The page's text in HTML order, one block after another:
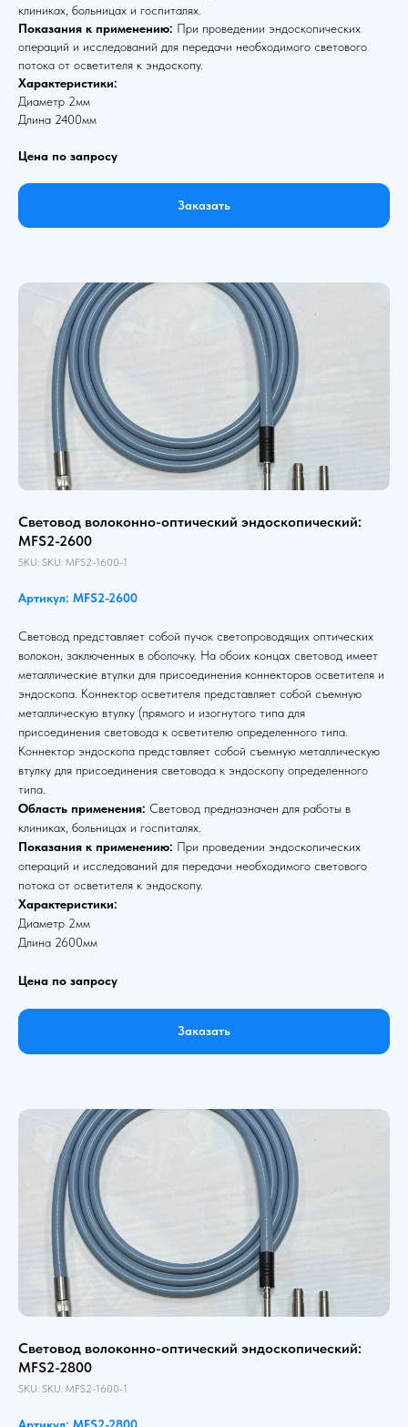
клиниках, больницах и госпиталях.
Показания к применению: При проведении эндоскопических
операций и исследований для передачи необходимого светового
потока от осветителя к эндоскопу.
Характеристики:
Диаметр 2мм
Длина 2400мм
Цена по запросу
Заказать
Световод волоконно-оптический эндоскопический:
MFS2-2600
SKU: SKU: MFS2-1600-1
Артикул: MFS2-2600
Световод представляет собой пучок светопроводящих оптических
волокон, заключенных в оболочку. На обоих концах световод имеет
металлические втулки для присоединения коннекторов осветителя и
эндоскопа. Коннектор осветителя представляет собой съемную
металлическую втулку (прямого и изогнутого типа для
присоединения световода к осветителю определенного типа.
Коннектор эндоскопа представляет собой съемную металлическую
втулку для присоединения световода к эндоскопу определенного
типа.
Область применения: Световод предназначен для работы в
клиниках, больницах и госпиталях.
Показания к применению: При проведении эндоскопических
операций и исследований для передачи необходимого светового
потока от осветителя к эндоскопу.
Характеристики:
Диаметр 2мм
Длина 2600мм
Цена по запросу
Заказать
Световод волоконно-оптический эндоскопический:
MFS2-2800
SKU: SKU: MFS2-1600-1
Артикул: MFS2-2800